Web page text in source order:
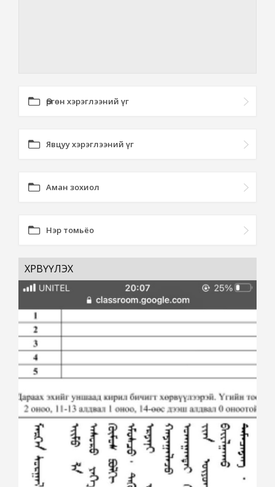
Өргөн хэрэглээний үг
Явцуу хэрэглээний үг
Аман зохиол
Нэр томьёо
ХӨРВҮҮЛЭХ